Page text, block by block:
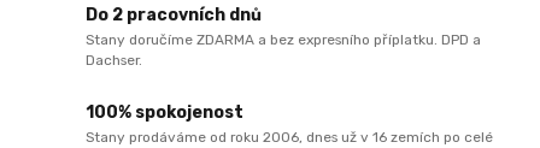
Do 2 pracovních dnů
Stany doručíme ZDARMA a bez expresního příplatku. DPD a
Dachser.
100% spokojenost
Stany prodáváme od roku 2006, dnes už v 16 zemích po celé